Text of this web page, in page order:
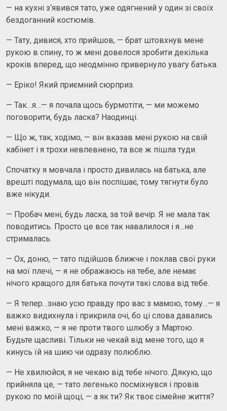
— на кухні з‘явився тато, уже одягнений у один зі своїх
бездоганний костюмів.
— Тату, дивися, хто прийшов, — брат штовхнув мене
рукою в спину, то ж мені довелося зробити декілька
кроків вперед, що неодмінно привернуло увагу батька.
— Еріко! Який приємний сюрприз.
— Так…я…— я почала щось бурмотіти, — ми можемо
поговорити, будь ласка? Наодинці.
— Що ж, так, ходімо, — він вказав мені рукою на свій
кабінет і я трохи невпевнено, та все ж пішла туди.
Спочатку я мовчала і просто дивилась на батька, але
врешті подумала, що він поспішає, тому тягнути було
вже нікуди.
— Пробач мені, будь ласка, за той вечір. Я не мала так
поводитись. Просто це все так навалилося і я…не
стрималась.
— Ох, доню, — тато підійшов ближче і поклав свої руки
на мої плечі, — я не ображаюсь на тебе, але немає
нічого кращого для батька почути такі слова від тебе.
— Я тепер…знаю усю правду про вас з мамою, тому…— я
важко видихнула і прикрила очі, бо ці слова давались
мені важко, — я не проти твого шлюбу з Мартою.
Будьте щасливі. Тільки не чекай від мене того, що я
кинусь їй на шию чи одразу полюблю.
— Не хвилюйся, я не чекаю від тебе нічого. Дякую, що
прийняла це, — тато легенько посміхнувся і провів
рукою по моїй щоці, — а як ти? Як твоє сімейне життя?